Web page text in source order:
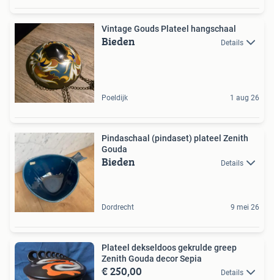
Vintage Gouds Plateel hangschaal
Bieden Details
Poeldijk 1 aug 26
Pindaschaal (pindaset) plateel Zenith
Gouda
Bieden Details
Dordrecht 9 mei 26
Plateel dekseldoos gekrulde greep
Zenith Gouda decor Sepia
€ 250,00 Details